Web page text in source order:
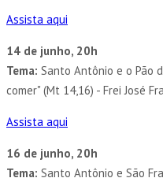
Assista aqui
14 de junho, 20h
Tema: Santo Antônio e o Pão
comer" (Mt 14,16) - Frei José
Assista aqui
16 de junho, 20h
Tema: Santo Antônio e São